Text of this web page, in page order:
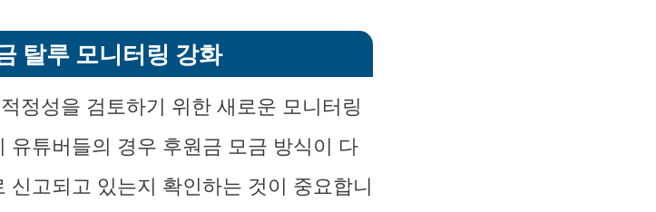
탈루 모니터링 강화
정성을 검토하기 위한 새로운 모니터링
유튜버들의 경우 후원금 모금 방식이 다
신고되고 있는지 확인하는 것이 중요합니